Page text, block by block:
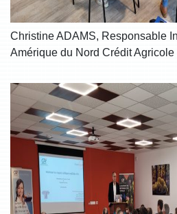
Christine ADAMS, Responsable
Amérique du Nord Crédit Agricole